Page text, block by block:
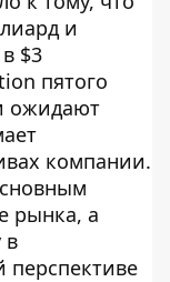
и
$3
пятого
ожидают
компании.
рынка, а
в
перспективе